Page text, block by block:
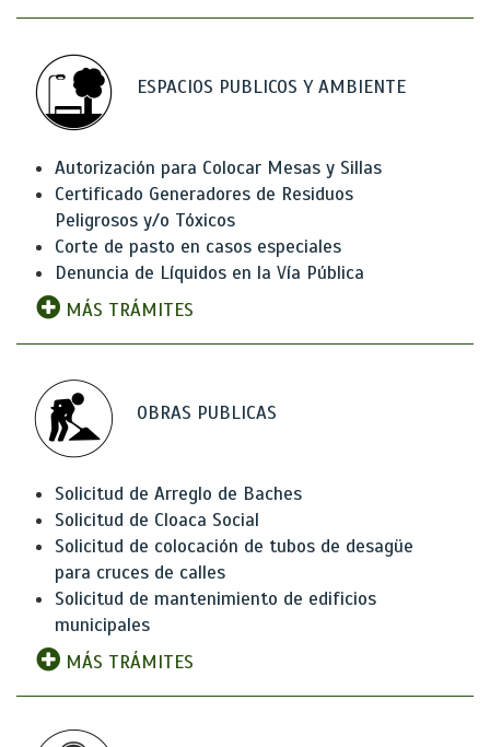
ESPACIOS PUBLICOS Y AMBIENTE
Autorización para Colocar Mesas y Sillas
Certificado Generadores de Residuos
Peligrosos y/o Tóxicos
Corte de pasto en casos especiales
Denuncia de Líquidos en la Vía Pública
MÁS TRÁMITES
OBRAS PUBLICAS
Solicitud de Arreglo de Baches
Solicitud de Cloaca Social
Solicitud de colocación de tubos de desagüe
para cruces de calles
Solicitud de mantenimiento de edificios
municipales
MÁS TRÁMITES